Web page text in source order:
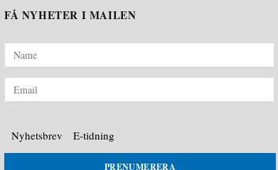
FÅ NYHETER I MAILEN
Nyhetsbrev E-tidning
PRENUMERERA